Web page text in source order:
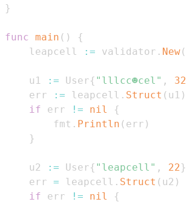
}
func main ( )
{
    leapcell
:= validator . New(
    u1
:= User{ "lllcc☻cel" , 32
    err
:= leapcell . Struct ( u1 )
if err != nil
{
        fmt
. Println ( err )
}
    u2
:= User{ "leapcell" , 22}
    err
= leapcell . Struct ( u2 )
if err != nil
{